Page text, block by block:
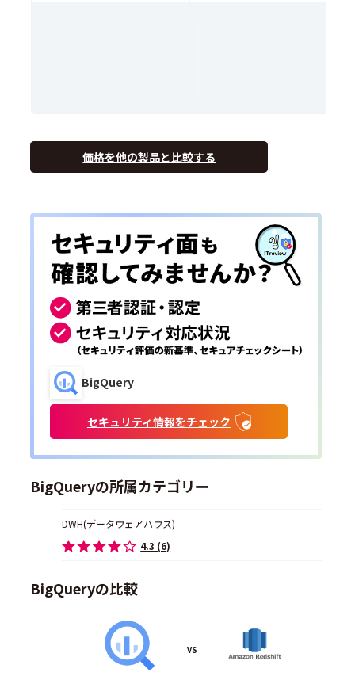
価格を他の製品と比較する
BigQuery
セキュリティ情報をチェック
BigQueryの所属カテゴリー
DWH(データウェアハウス)
4.3 (6)
BigQueryの比較
VS